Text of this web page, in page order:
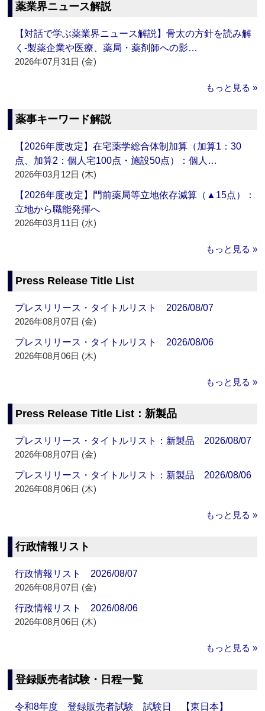
薬業界ニュース解説
【対話で学ぶ薬業界ニュース解説】骨太の方針を読み解
く‐製薬企業や医療、薬局・薬剤師への影…
2026年07月31日 (金)
もっと見る »
薬事キーワード解説
【2026年度改定】在宅薬学総合体制加算（加算1：30
点、加算2：個人宅100点・施設50点）：個人…
2026年03月12日 (木)
【2026年度改定】門前薬局等立地依存減算（▲15点）：
立地から職能発揮へ
2026年03月11日 (水)
もっと見る »
Press Release Title List
プレスリリース・タイトルリスト 2026/08/07
2026年08月07日 (金)
プレスリリース・タイトルリスト 2026/08/06
2026年08月06日 (木)
もっと見る »
Press Release Title List：新製品
プレスリリース・タイトルリスト：新製品 2026/08/07
2026年08月07日 (金)
プレスリリース・タイトルリスト：新製品 2026/08/06
2026年08月06日 (木)
もっと見る »
行政情報リスト
行政情報リスト 2026/08/07
2026年08月07日 (金)
行政情報リスト 2026/08/06
2026年08月06日 (木)
もっと見る »
登録販売者試験・日程一覧
令和8年度 登録販売者試験 試験日 【東日本】